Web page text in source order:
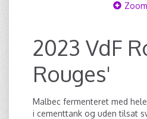
Zoom
2023 VdF
Rouges'
Malbec fermenteret med
i cementtank og uden tilsat